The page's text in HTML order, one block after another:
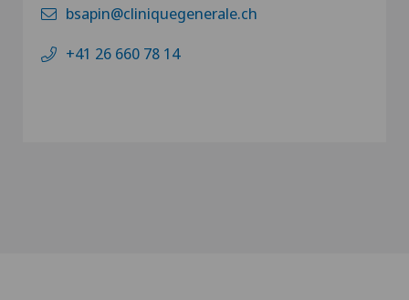
bsapin@cliniquegenerale.ch
+41 26 660 78 14